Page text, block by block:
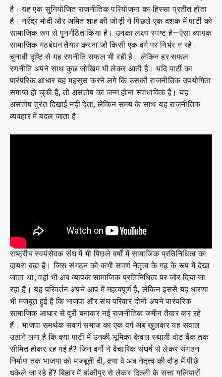
है। यह एक सुनियोजित राजनीतिक परियोजना का हिस्सा प्रतीत होता
है। नरेंद्र मोदी और अमित शाह की जोड़ी ने पिछले एक दशक में पार्टी को
सामाजिक रूप से पुनर्गठित किया है। उनका लक्ष्य स्पष्ट है—ऐसा व्यापक
सामाजिक गठबंधन तैयार करना जो किसी एक वर्ग पर निर्भर न रहे।
चुनावी दृष्टि से यह रणनीति सफल भी रही है। लेकिन हर सफल
रणनीति अपने साथ कुछ जोखिम भी लेकर आती है। यदि पार्टी का
पारंपरिक आधार यह महसूस करने लगे कि उसकी राजनीतिक उपयोगिता
समाप्त हो चुकी है, तो असंतोष का जन्म होना स्वाभाविक है। यह
असंतोष तुरंत दिखाई नहीं देता, लेकिन समय के साथ यह राजनीतिक
व्यवहार में बदल जाता है।
राष्ट्रीय स्वयंसेवक संघ में भी पिछले वर्षों में सामाजिक प्रतिनिधित्व का
दायरा बढ़ा है। जिस संगठन को कभी सवर्ण नेतृत्व के गढ़ के रूप में देखा
जाता था, वहां भी अब व्यापक सामाजिक प्रतिनिधित्व पर जोर दिया जा
रहा है। यह परिवर्तन अपने आप में महत्वपूर्ण है, लेकिन इससे यह धारणा
भी मजबूत हुई है कि भाजपा और संघ परिवार दोनों अपने पारंपरिक
सामाजिक आधार से दूरी बनाकर नई राजनीतिक जमीन तैयार कर रहे
हैं। भाजपा समर्थक सवर्ण समाज का एक वर्ग अब खुलकर यह सवाल
उठाने लगा है कि क्या पार्टी में उनकी भूमिका केवल स्थायी वोट बैंक तक
सीमित होकर रह गई है? जिन वर्गों ने वैचारिक संघर्ष से लेकर संगठन
निर्माण तक भाजपा को मजबूती दी, क्या वे अब नेतृत्व की दौड़ में पीछे
धकेले जा रहे हैं? बिहार में बांकीपुर से लेकर दिल्ली के सत्ता गलियारों